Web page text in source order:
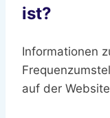
ist?
Informationen
auf der